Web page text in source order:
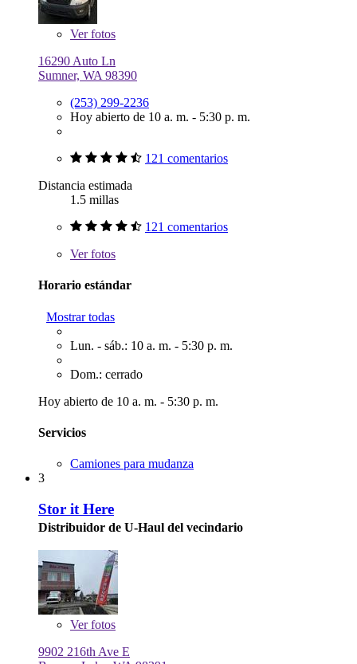
Verfotos
16290 Auto Ln
Sumner, WA 98390
(253) 299-2236
Hoy abierto de 10 a. m. - 5:30 p. m.
121 comentarios
Distancia estimada
1.5 millas
121 comentarios
Verfotos
Horario estándar
Mostrar todas
Lun. - sáb.: 10 a. m. - 5:30 p. m.
Dom.: cerrado
Hoy abierto de 10 a. m. - 5:30 p. m.
Servicios
Camiones para mudanza
3
Stor it Here
Distribuidor de U-Haul del vecindario
Verfotos
9902 216th Ave E